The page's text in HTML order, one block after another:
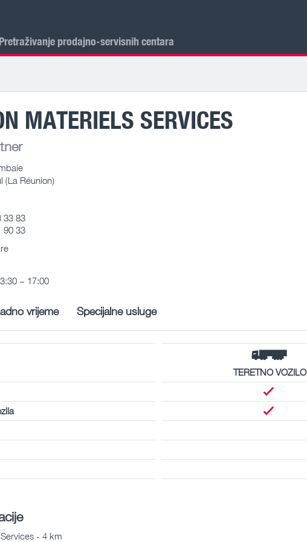
Pretraživanje prodajno-servisnih centara
MATERIELS SERVICES
(La Réunion)
33 83
90 33
– 17:00
vrijeme Specijalne usluge
TERETNO VOZILO
- 4 km